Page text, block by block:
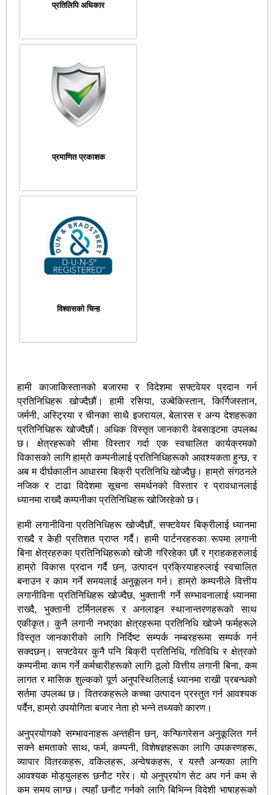
प्रतिलिपि अधिकार
प्रमाणित प्रकाशक
विश्वासको चिन्ह
हामी काजाकिस्तानको बजारमा र विदेशमा सफ्टवेयर प्रदान गर्न
प्रतिनिधिहरू खोज्दैछौं। हामी रसिया, उज्बेकिस्तान, किर्गिजस्तान,
जर्मनी, अस्ट्रिया र चीनका साथै इजरायल, बेलारस र अन्य देशहरूका
प्रतिनिधिहरू खोज्दैछौं। अधिक विस्तृत जानकारी वेबसाइटमा उपलब्ध
छ। क्षेत्रहरूको सीमा विस्तार गर्दा एक स्वचालित कार्यक्रमको
विकासको लागि हाम्रो कम्पनीलाई प्रतिनिधिहरूको आवश्यकता हुन्छ, र
अब म दीर्घकालीन आधारमा बिक्री प्रतिनिधि खोज्दैछु। हाम्रो संगठनले
नजिक र टाढा विदेशमा सूचना समर्थनको विस्तार र प्रावधानलाई
ध्यानमा राख्दै कम्पनीका प्रतिनिधिहरू खोजिरहेको छ।
हामी लगानीविना प्रतिनिधिहरू खोज्दैछौं, सफ्टवेयर बिक्रीलाई ध्यानमा
राख्दै र केही प्रतिशत प्राप्त गर्दै। हामी पार्टनरहरुका रूपमा लगानी
बिना क्षेत्रहरुका प्रतिनिधिहरूको खोजी गरिरहेका छौं र ग्राहकहरुलाई
हाम्रो विकास प्रदान गर्दै छन्, उत्पादन प्रक्रियाहरुलाई स्वचालित
बनाउन र काम गर्ने समयलाई अनुकूलन गर्न। हाम्रो कम्पनीले वित्तीय
लगानीविना प्रतिनिधिहरू खोज्दैछ, भुक्तानी गर्ने सम्भावनालाई ध्यानमा
राख्दै, भुक्तानी टर्मिनलहरू र अनलाइन स्थानान्तरणहरूको साथ
एकीकृत। कुनै लगानी नभएका क्षेत्रहरूमा प्रतिनिधि खोज्ने फर्महरूले
विस्तृत जानकारीको लागि निर्दिष्ट सम्पर्क नम्बरहरूमा सम्पर्क गर्न
सक्दछन्। सफ्टवेयर कुनै पनि बिक्री प्रतिनिधि, गतिविधि र क्षेत्रको
कम्पनीमा काम गर्ने कर्मचारीहरूको लागि ठूलो वित्तीय लगानी बिना, कम
लागत र मासिक शुल्कको पूर्ण अनुपस्थितिलाई ध्यानमा राखी प्रबन्धको
सर्तमा उपलब्ध छ। वितरकहरूले कच्चा उत्पादन प्रस्तुत गर्न आवश्यक
पर्दैन, हाम्रो उपयोगिता बजार नेता हो भन्ने तथ्यको कारण।
अनुप्रयोगको सम्भावनाहरू अन्तहीन छन्, कन्फिगरेसन अनुकूलित गर्न
सक्ने क्षमताको साथ, फर्म, कम्पनी, विशेषज्ञहरूका लागि उपकरणहरू,
व्यापार वितरकहरू, वकिलहरू, अन्वेषकहरू, र यस्तै अन्यका लागि
आवश्यक मोड्युलहरू छनौट गरेर। यो अनुप्रयोग सेट अप गर्न कम से
कम समय लाग्छ। त्यहाँ छनौट गर्नको लागि बिभिन्न विदेशी भाषाहरूको